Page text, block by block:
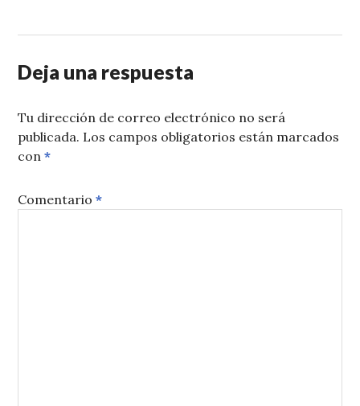
Deja una respuesta
Tu dirección de correo electrónico no será
publicada. Los campos obligatorios están marcados
con*
Comentario*